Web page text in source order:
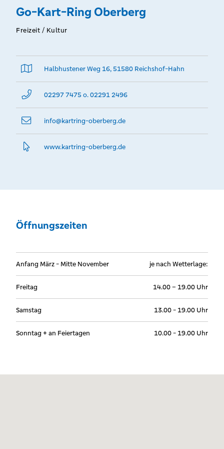
Go-Kart-Ring Oberberg
Freizeit / Kultur
Halbhustener Weg 16, 51580 Reichshof-Hahn
02297 7475 o. 02291 2496
info@­kartring-oberberg.de
www.­kartring-oberberg.­de
Öffnungszeiten
Anfang März - Mitte November je nach Wetterlage:
Freitag 14.00 – 19.00 Uhr
Samstag 13.00 - 19.00 Uhr
Sonntag + an Feiertagen 10.00 - 19.00 Uhr